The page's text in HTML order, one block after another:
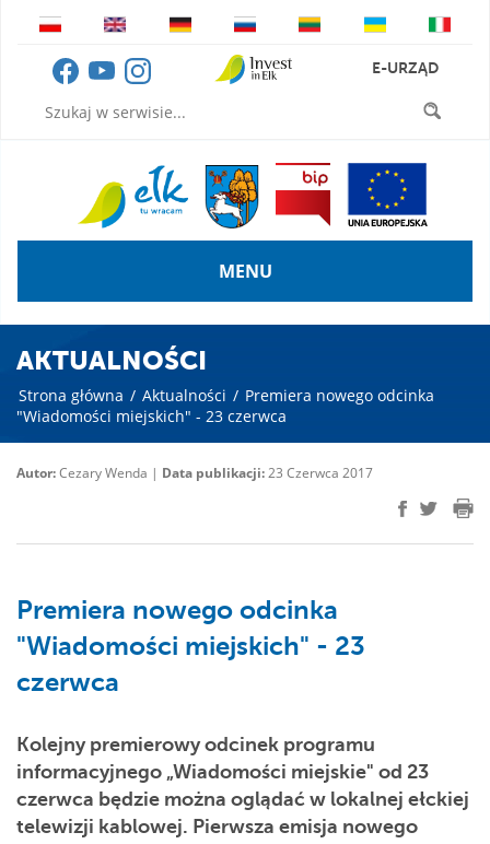
E-URZĄD
MENU
AKTUALNOŚCI
Strona główna / Aktualności / Premiera nowego odcinka
"Wiadomości miejskich" - 23 czerwca
Autor:Cezary Wenda | Data publikacji:23 Czerwca 2017
Premiera nowego odcinka
"Wiadomości miejskich" - 23
czerwca
Kolejny premierowy odcinek programu
informacyjnego „Wiadomości miejskie" od 23
czerwca będzie można oglądać w lokalnej ełckiej
telewizji kablowej. Pierwsza emisja nowego